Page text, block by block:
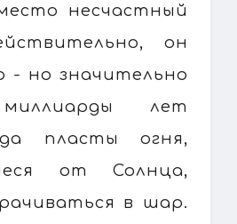
несчастный
он
- но значительно
лет
пласты огня,
от Солнца,
в шар.